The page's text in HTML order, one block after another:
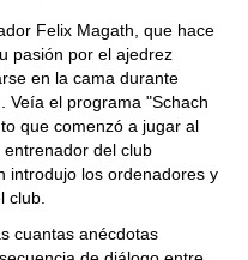
Felix Magath, que hace
pasión por el ajedrez
en la cama durante
Veía el programa "Schach
que comenzó a jugar al
del club
introdujo los ordenadores y
club.
cuantas anécdotas